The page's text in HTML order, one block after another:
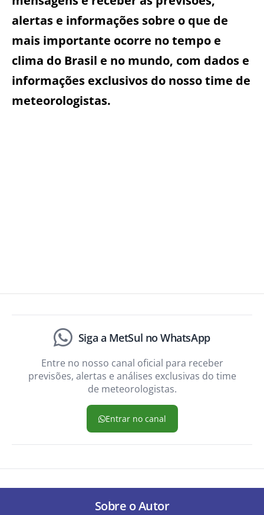
alertas e informações sobre o que de
mais importante ocorre no tempo e
clima do Brasil e no mundo, com dados e
informações exclusivos do nosso time de
meteorologistas.
Siga a MetSul no WhatsApp
Entre no nosso canal oficial para receber
previsões, alertas e análises exclusivas do time
de meteorologistas.
Entrar no canal
Sobre o Autor